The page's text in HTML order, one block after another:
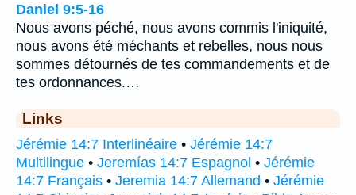
Daniel 9:5-16
Nous avons péché, nous avons commis l'iniquité,
nous avons été méchants et rebelles, nous nous
sommes détournés de tes commandements et de
tes ordonnances.…
Links
Jérémie 14:7 Interlinéaire • Jérémie 14:7
Multilingue • Jeremías 14:7 Espagnol • Jérémie
14:7 Français • Jeremia 14:7 Allemand • Jérémie